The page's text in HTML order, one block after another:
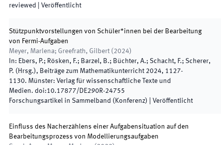
reviewed
Veröffentlicht
Stützpunktvorstellungen von Schüler*innen bei der Bearbeitung
von Fermi-Aufgaben
Meyer, Marlena; Greefrath, Gilbert ( 2024)
In: Ebers, P.; Rösken, F.; Barzel, B.; Büchter, A.; Schacht, F.; Scherer,
P. ( Hrsg.), Beiträge zum Mathematikunterricht 2024, 1127-
1130. Münster: Verlag für wissenschaftliche Texte und
Medien. doi:10.17877/DE290R-24755
Forschungsartikel in Sammelband (Konferenz)
Veröffentlicht
Einfluss des Nacherzählens einer Aufgabensituation auf den
Bearbeitungsprozess von Modellierungsaufgaben